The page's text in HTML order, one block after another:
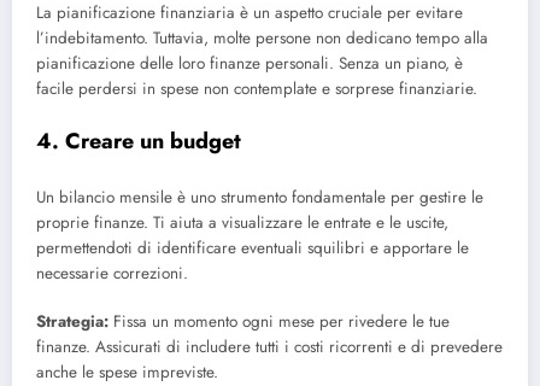
La pianificazione finanziaria è un aspetto cruciale per evitare
l’indebitamento. Tuttavia, molte persone non dedicano tempo alla
pianificazione delle loro finanze personali. Senza un piano, è
facile perdersi in spese non contemplate e sorprese finanziarie.
4. Creare un budget
Un bilancio mensile è uno strumento fondamentale per gestire le
proprie finanze. Ti aiuta a visualizzare le entrate e le uscite,
permettendoti di identificare eventuali squilibri e apportare le
necessarie correzioni.
Strategia: Fissa un momento ogni mese per rivedere le tue
finanze. Assicurati di includere tutti i costi ricorrenti e di prevedere
anche le spese impreviste.